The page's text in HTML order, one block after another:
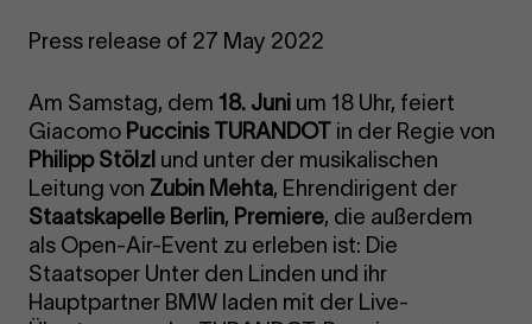
Press release of 27 May 2022
Am Samstag, dem 18. Juni um 18 Uhr, feiert
Giacomo Puccinis TURANDOT in der Regie von
Philipp Stölzl und unter der musikalischen
Leitung von Zubin Mehta, Ehrendirigent der
Staatskapelle Berlin, Premiere, die außerdem
als Open-Air-Event zu erleben ist: Die
Staatsoper Unter den Linden und ihr
Hauptpartner BMW laden mit der Live-